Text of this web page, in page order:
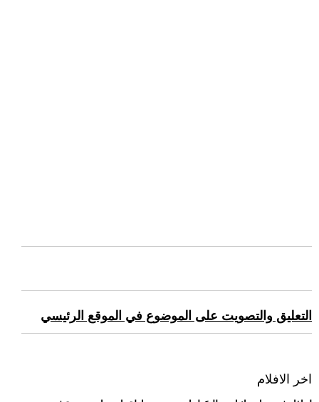
التعليق والتصويت على الموضوع في الموقع الرئيسي
اخر الافلام